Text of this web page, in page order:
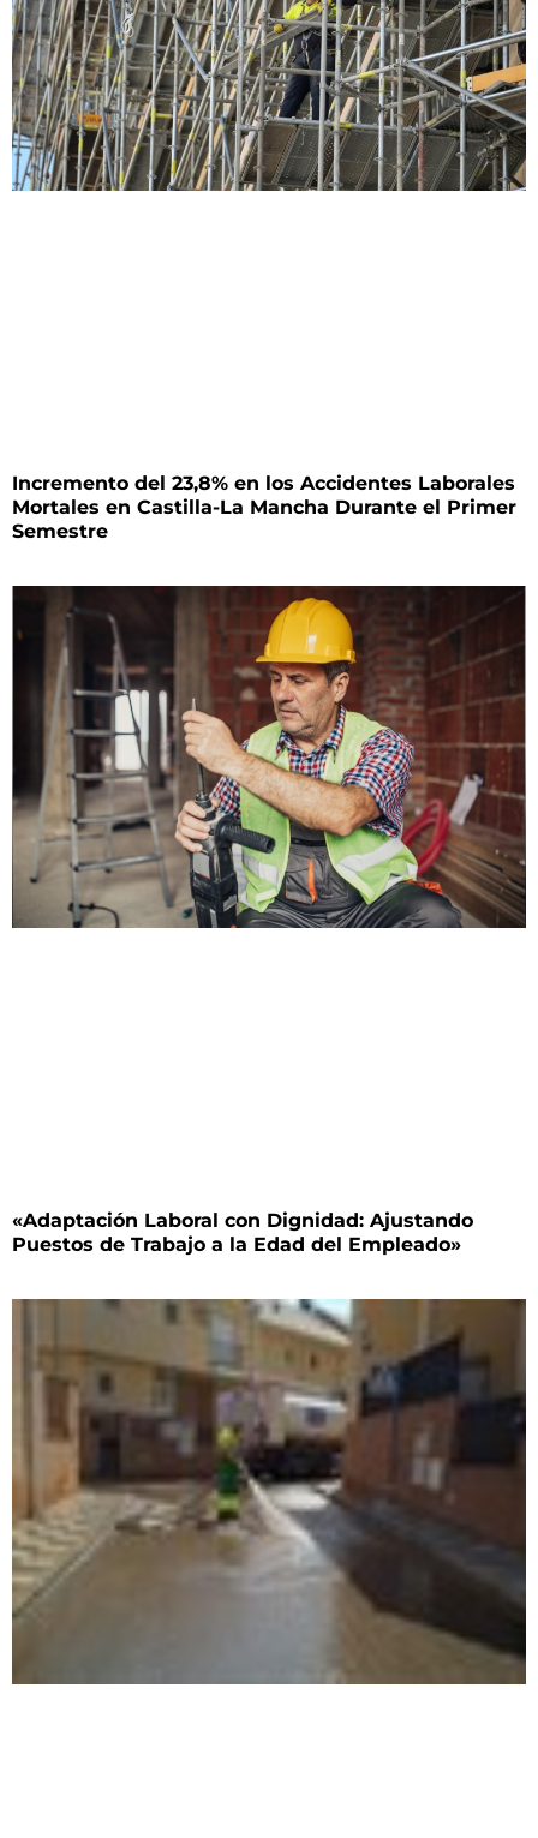
Incremento del 23,8% en los Accidentes Laborales
Mortales en Castilla-La Mancha Durante el Primer
Semestre
«Adaptación Laboral con Dignidad: Ajustando
Puestos de Trabajo a la Edad del Empleado»